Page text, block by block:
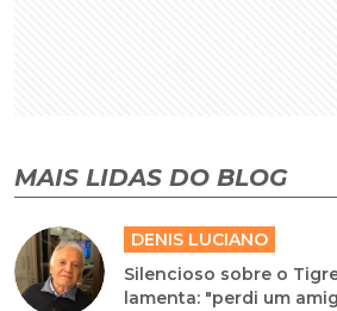
MAIS LIDAS DO BLOG
DENIS LUCIANO
Silencioso sobre o
lamenta: "perdi um